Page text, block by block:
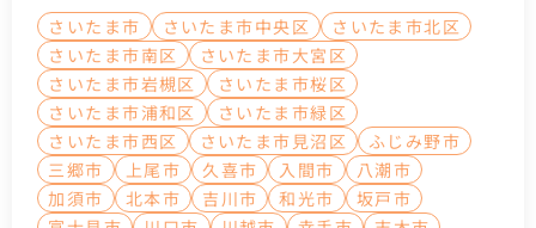
さいたま市 さいたま市中央区
さいたま市北区
さいたま市南区
さいたま市大宮区
さいたま市岩槻区
さいたま市桜区
さいたま市浦和区
さいたま市緑区
さいたま市西区
さいたま市見沼区
ふじみ野市
三郷市
上尾市 久喜市 入間市
八潮市
加須市
北本市 吉川市 和光市
坂戸市